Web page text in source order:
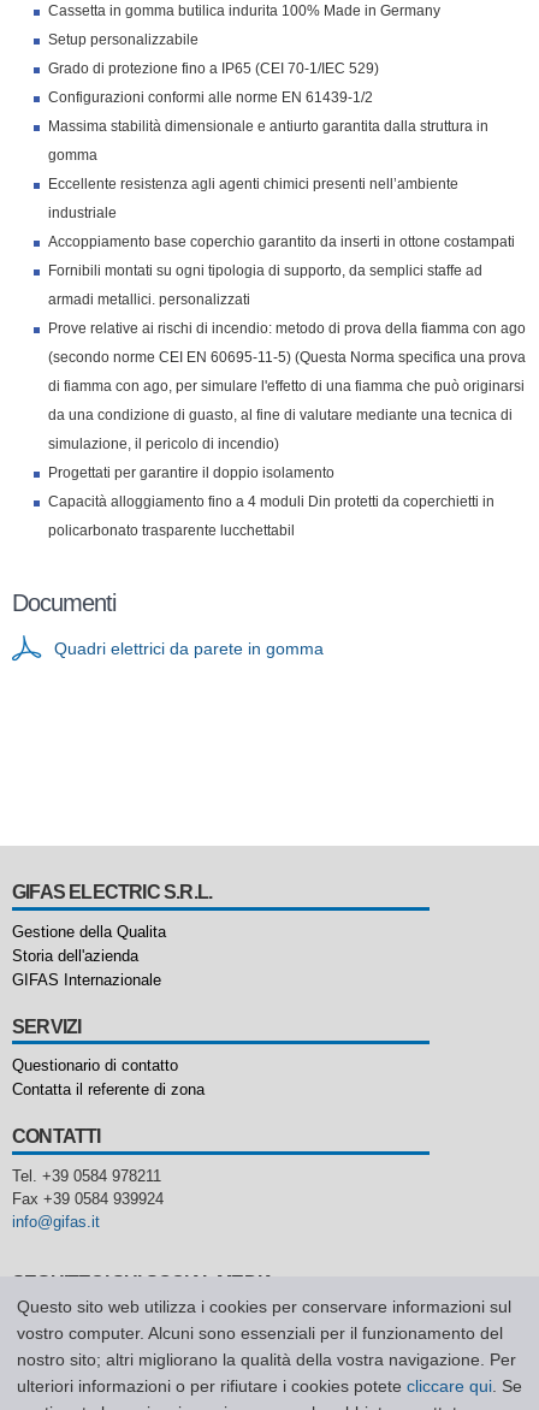
Cassetta in gomma butilica indurita 100% Made in Germany
Setup personalizzabile
Grado di protezione fino a IP65 (CEI 70-1/IEC 529)
Configurazioni conformi alle norme EN 61439-1/2
Massima stabilità dimensionale e antiurto garantita dalla struttura in
gomma
Eccellente resistenza agli agenti chimici presenti nell’ambiente
industriale
Accoppiamento base coperchio garantito da inserti in ottone costampati
Fornibili montati su ogni tipologia di supporto, da semplici staffe ad
armadi metallici. personalizzati
Prove relative ai rischi di incendio: metodo di prova della fiamma con ago
(secondo norme CEI EN 60695-11-5) (Questa Norma specifica una prova
di fiamma con ago, per simulare l'effetto di una fiamma che può originarsi
da una condizione di guasto, al fine di valutare mediante una tecnica di
simulazione, il pericolo di incendio)
Progettati per garantire il doppio isolamento
Capacità alloggiamento fino a 4 moduli Din protetti da coperchietti in
policarbonato trasparente lucchettabil
Documenti
Quadri elettrici da parete in gomma
GIFAS ELECTRIC S.R.L.
Gestione della Qualita
Storia dell'azienda
GIFAS Internazionale
SERVIZI
Questionario di contatto
Contatta il referente di zona
CONTATTI
Tel. +39 0584 978211
Fax +39 0584 939924
info@gifas.it
SEGUITECI SUI SOCIAL MEDIA
Home Richiesta di contatto Sitemap Privacy Policy CGV
Questo sito web utilizza i cookies per conservare informazioni sul
vostro computer. Alcuni sono essenziali per il funzionamento del
nostro sito; altri migliorano la qualità della vostra navigazione. Per
ulteriori informazioni o per rifiutare i cookies potete cliccare qui . Se